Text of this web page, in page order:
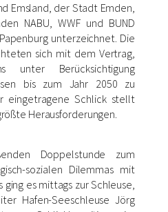
Emsland, der Stadt Emden,
NABU, WWF und BUND
unterzeichnet. Die
sich mit dem Vertrag,
unter Berücksichtigung
bis zum Jahr 2050 zu
eingetragene Schlick stellt
Herausforderungen.
Doppelstunde zum
sozialen Dilemmas mit
ging es mittags zur Schleuse,
Hafen-Seeschleuse Jörg